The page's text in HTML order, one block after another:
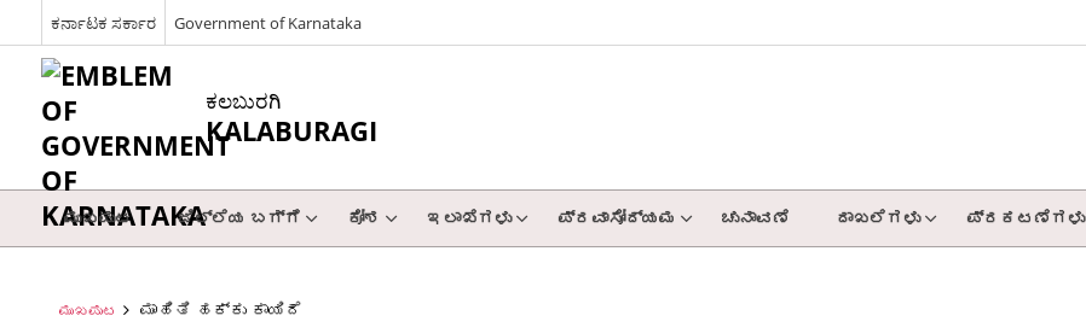
ಕರ್ನಾಟಕ ಸರ್ಕಾರ Government of Karnataka
ಕಲಬುರಗಿ
KALABURAGI
ಮುಖಪುಟ ಜಿಲ್ಲೆಯ ಬಗ್ಗೆ ಕೋಶ ಇಲಾಖೆಗಳು ಪ್ರವಾಸೋದ್ಯಮ ಚುನಾವಣೆ ದಾಖಲೆಗಳು ಪ್ರಕಟಣೆಗಳು
ಮುಖಪುಟ ಮಾಹಿತಿ ಹಕ್ಕು ಕಾಯಿದೆ